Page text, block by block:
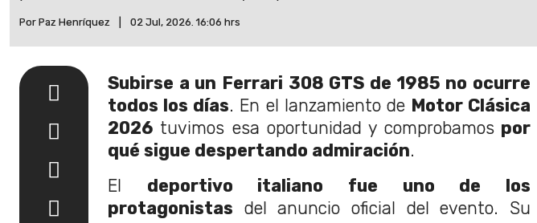
Por Paz Henríquez 02 Jul, 2026. 16:06 hrs
Subirse a un Ferrari 308 GTS de 1985 no ocurre
todos los días. En el lanzamiento de Motor Clásica
2026 tuvimos esa oportunidad y comprobamospor
qué sigue despertando admiración.
El deportivo italiano fue uno de los
protagonistas del anuncio oficial del evento. Su